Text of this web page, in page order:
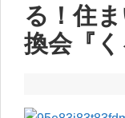
る！住
換会『